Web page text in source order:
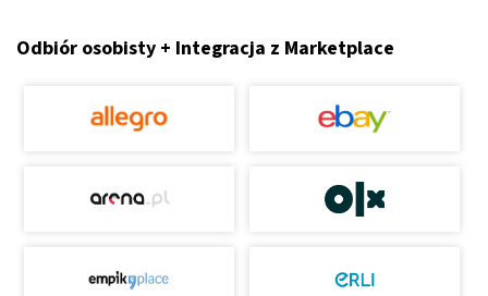
Odbiór osobisty + Integracja z Marketplace